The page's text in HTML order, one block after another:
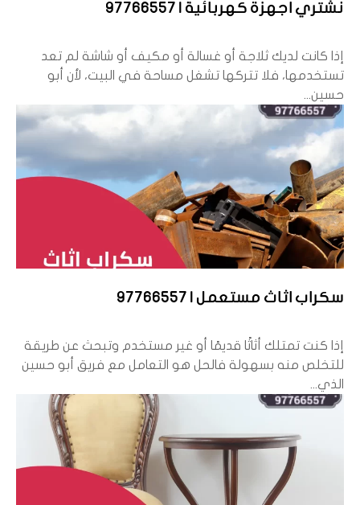
نشتري اجهزة كهربائية | 97766557
إذا كانت لديك ثلاجة أو غسالة أو مكيف أو شاشة لم تعد
تستخدمها، فلا تتركها تشغل مساحة في البيت، لأن أبو
حسين...
سكراب اثاث مستعمل | 97766557
إذا كنت تمتلك أثاثًا قديمًا أو غير مستخدم وتبحث عن طريقة
للتخلص منه بسهولة فالحل هو التعامل مع فريق أبو حسين
الذي...